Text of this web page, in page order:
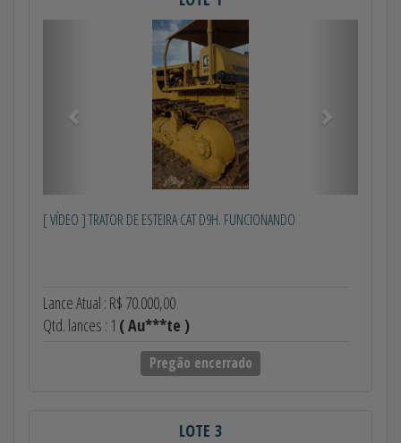
[ VÍDEO ] TRATOR DE ESTEIRA CAT D9H. FUNCIONANDO
Lance Atual : R$ 70.000,00
Qtd. lances : 1 ( Au***te )
Pregão encerrado
LOTE 3